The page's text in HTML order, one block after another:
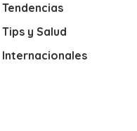
Tendencias
Tips y Salud
Internacionales